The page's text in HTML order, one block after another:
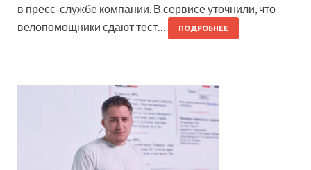
в пресс-службе компании. В сервисе уточнили, что
велопомощники сдают тест…
ПОДРОБНЕЕ